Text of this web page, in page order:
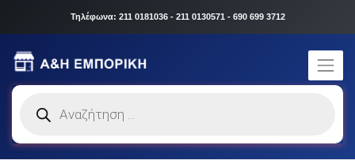
Τηλέφωνα: 211 0181036 - 211 0130571 - 690 699 3712
search